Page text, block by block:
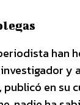
han
y
en su